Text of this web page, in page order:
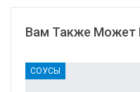
Вам Также Может
СОУСЫ